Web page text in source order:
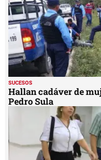
SUCESOS
Hallan cadáver de
Pedro Sula